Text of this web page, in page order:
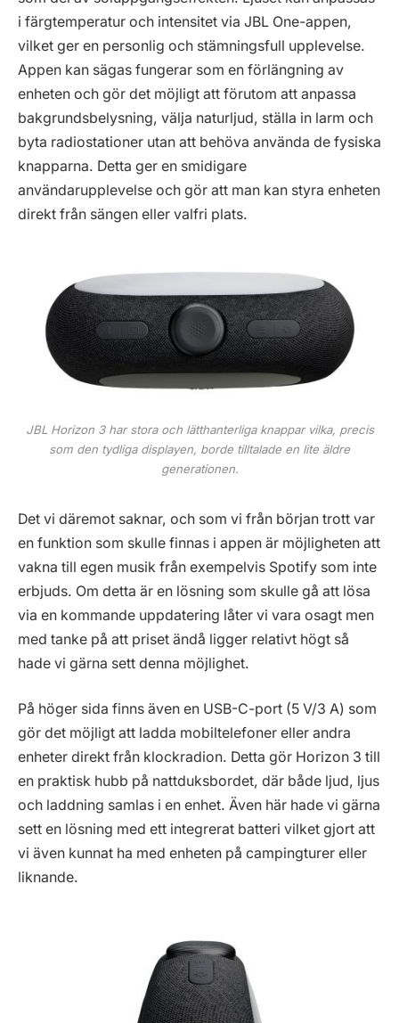
i färgtemperatur och intensitet via JBL One-appen,
vilket ger en personlig och stämningsfull upplevelse.
Appen kan sägas fungerar som en förlängning av
enheten och gör det möjligt att förutom att anpassa
bakgrundsbelysning, välja naturljud, ställa in larm och
byta radiostationer utan att behöva använda de fysiska
knapparna. Detta ger en smidigare
användarupplevelse och gör att man kan styra enheten
direkt från sängen eller valfri plats.
JBL Horizon 3 har stora och lätthanterliga knappar vilka, precis
som den tydliga displayen, borde tilltalade en lite äldre
generationen.
Det vi däremot saknar, och som vi från början trott var
en funktion som skulle finnas i appen är möjligheten att
vakna till egen musik från exempelvis Spotify som inte
erbjuds. Om detta är en lösning som skulle gå att lösa
via en kommande uppdatering låter vi vara osagt men
med tanke på att priset ändå ligger relativt högt så
hade vi gärna sett denna möjlighet.
På höger sida finns även en USB-C-port (5 V/3 A) som
gör det möjligt att ladda mobiltelefoner eller andra
enheter direkt från klockradion. Detta gör Horizon 3 till
en praktisk hubb på nattduksbordet, där både ljud, ljus
och laddning samlas i en enhet. Även här hade vi gärna
sett en lösning med ett integrerat batteri vilket gjort att
vi även kunnat ha med enheten på campingturer eller
liknande.